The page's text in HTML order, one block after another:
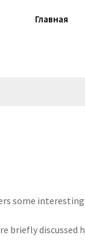
Главная
some
briefly discussed